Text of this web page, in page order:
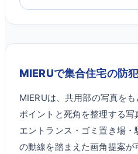
MIERUで集合住宅の防
MIERUは、共用部の写真を
ポイントと死角を整理する写
エントランス・ゴミ置き場
の動線を踏まえた画角提案が